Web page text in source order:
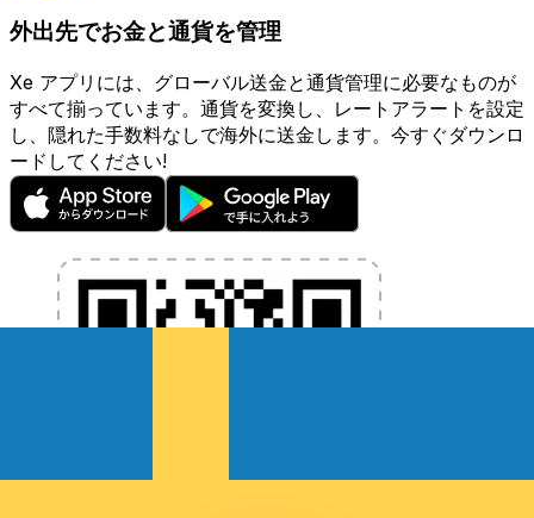
外出先でお金と通貨を管理
Xe アプリには、グローバル送金と通貨管理に必要なものが
すべて揃っています。通貨を変換し、レートアラートを設定
し、隠れた手数料なしで海外に送金します。今すぐダウンロ
ードしてください!